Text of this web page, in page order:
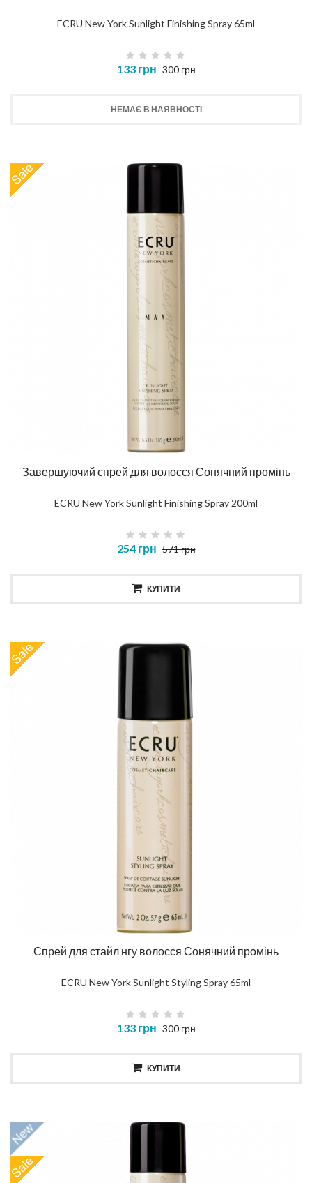
ECRU New York Sunlight Finishing Spray 65ml
133 грн 300 грн
НЕМАЄ В НАЯВНОСТІ
Завершуючий спрей для волосся Сонячний промінь
ECRU New York Sunlight Finishing Spray 200ml
254 грн 571 грн
КУПИТИ
Спрей для стайлiнгу волосся Сонячний промінь
ECRU New York Sunlight Styling Spray 65ml
133 грн 300 грн
КУПИТИ